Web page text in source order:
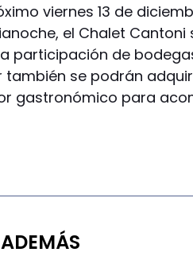
viernes 13 de
el Chalet
participación de
también se podrán
gastronómico para
ADEMÁS